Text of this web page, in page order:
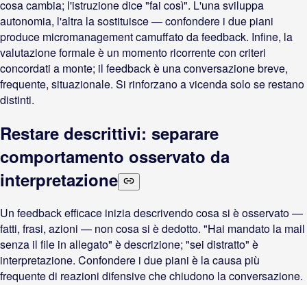
cosa cambia; l'istruzione dice "fai così". L'una sviluppa
autonomia, l'altra la sostituisce — confondere i due piani
produce micromanagement camuffato da feedback. Infine, la
valutazione formale è un momento ricorrente con criteri
concordati a monte; il feedback è una conversazione breve,
frequente, situazionale. Si rinforzano a vicenda solo se restano
distinti.
Restare descrittivi: separare
comportamento osservato da
interpretazione
Un feedback efficace inizia descrivendo cosa si è osservato —
fatti, frasi, azioni — non cosa si è dedotto. "Hai mandato la mail
senza il file in allegato" è descrizione; "sei distratto" è
interpretazione. Confondere i due piani è la causa più
frequente di reazioni difensive che chiudono la conversazione.